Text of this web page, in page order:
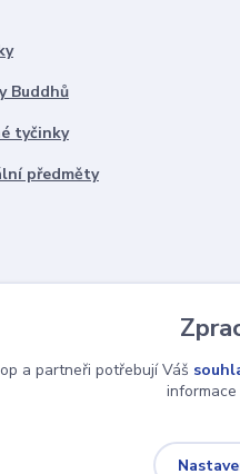
Buddhů
tyčinky
předměty
a partneři potřebují Váš